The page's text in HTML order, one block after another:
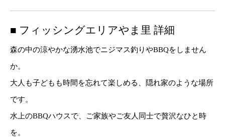
■ フィッシングエリアやま里 詳細
森の中の涼やかな湧水池でニジマス釣りやBBQをしません
か。
大人も子どもも時間を忘れて楽しめる、隠れ家のような場所
です。
水上のBBQハウスで、ご家族やご友人同士で贅沢なひと時
を。